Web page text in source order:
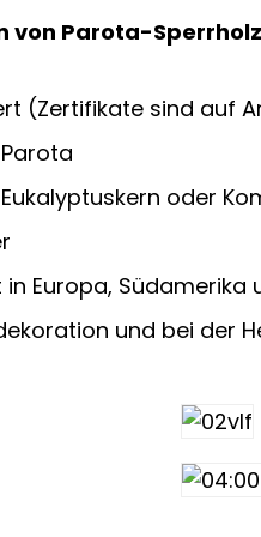
von Parota-
(Zertifikate sind auf
oder
Europa, Südamerika
und bei der